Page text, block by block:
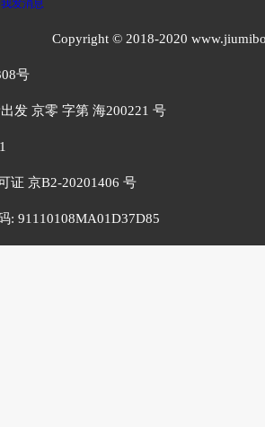
Copyright © 2018-2020
号
发 京零 字第 海200221 号
证 京B2-20201406 号
: 91110108MA01D37D85